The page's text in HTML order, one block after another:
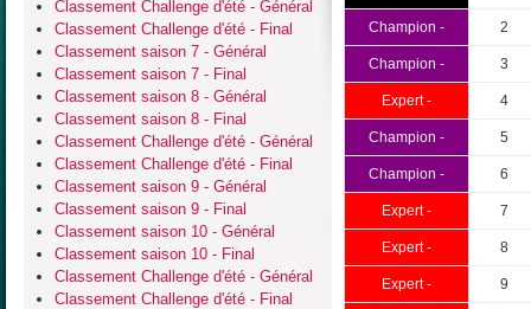
Classement Challenge d'été - Général
Classement Challenge d'été - Final
Classement saison 7 - Général
Classement saison 7 - Final
Classement saison 8 - Général
Classement saison 8 - Final
Classement Challenge d'été - Général
Classement Challenge d'été - Final
Classement saison 9 - Général
Classement saison 9 - Final
Classement saison 10 - Général
Classement saison 10 - Final
Classement Challenge d'été - Général
Classement Challenge d'été - Final
Champion - 2
Champion - 3
Expert - 4
Champion - 5
Champion - 6
Expert - 7
Expert - 8
Expert - 9